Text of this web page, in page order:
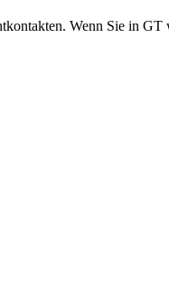
Wenn Sie in